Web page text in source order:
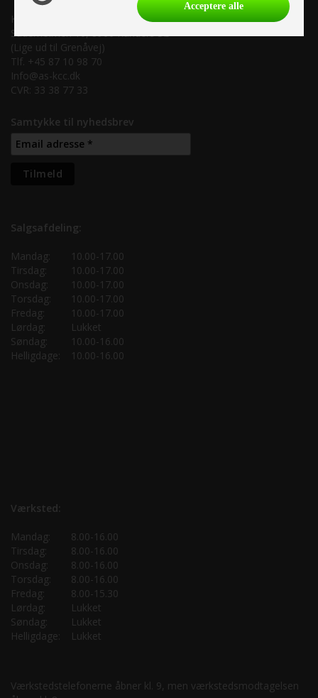
Kronjyllands Camping Center A/S
Suderholmen 10, 8960 Randers SØ
(Lige ud til Grenåvej)
Tlf. +45 87 10 98 70
Info@as-kcc.dk
CVR: 33 38 77 33
Samtykke til nyhedsbrev
Salgsafdeling:
Mandag:
10.00-17.00
Tirsdag:
10.00-17.00
Onsdag:
10.00-17.00
Torsdag:
10.00-17.00
Fredag:
10.00-17.00
Lørdag:
Lukket
Søndag:
10.00-16.00
Helligdage:
10.00-16.00
Værksted:
Mandag:
8.00-16.00
Tirsdag:
8.00-16.00
Onsdag:
8.00-16.00
Torsdag:
8.00-16.00
Fredag:
8.00-15.30
Lørdag:
Lukket
Søndag:
Lukket
Helligdage:
Lukket
Værkstedstelefonerne åbner kl. 9, men værkstedsmodtagelsen
Acceptere alle